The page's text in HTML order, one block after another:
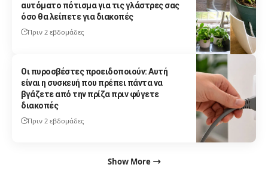
αυτόματο πότισμα για τις γλάστρες σας
όσο θα λείπετε για διακοπές
Πριν 2 εβδομάδες
Οι πυροσβέστες προειδοποιούν: Αυτή
είναι η συσκευή που πρέπει πάντα να
βγάζετε από την πρίζα πριν φύγετε
διακοπές
Πριν 2 εβδομάδες
Show More